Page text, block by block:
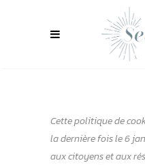
Cette politique de
la dernière fois le 6
aux citoyens et aux